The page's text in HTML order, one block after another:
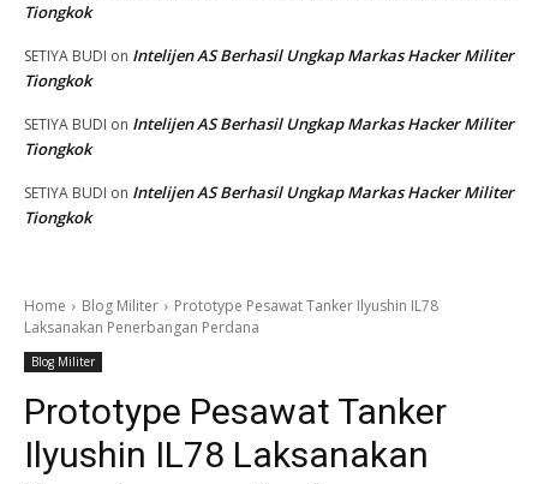
Tiongkok
SETIYA BUDI on Intelijen AS Berhasil Ungkap Markas Hacker Militer
Tiongkok
SETIYA BUDI on Intelijen AS Berhasil Ungkap Markas Hacker Militer
Tiongkok
SETIYA BUDI on Intelijen AS Berhasil Ungkap Markas Hacker Militer
Tiongkok